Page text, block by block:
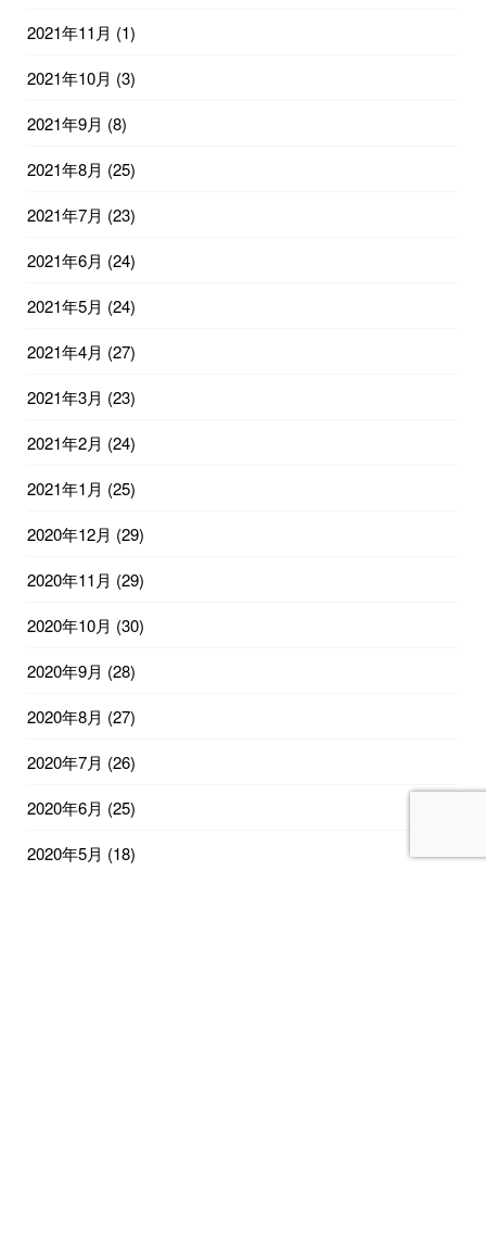
2021年11月 (1)
2021年10月 (3)
2021年9月 (8)
2021年8月 (25)
2021年7月 (23)
2021年6月 (24)
2021年5月 (24)
2021年4月 (27)
2021年3月 (23)
2021年2月 (24)
2021年1月 (25)
2020年12月 (29)
2020年11月 (29)
2020年10月 (30)
2020年9月 (28)
2020年8月 (27)
2020年7月 (26)
2020年6月 (25)
2020年5月 (18)